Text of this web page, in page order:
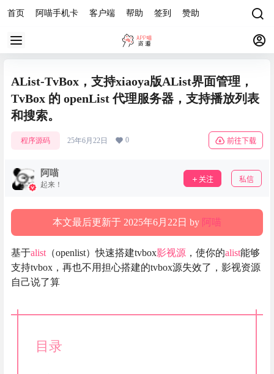
首页 阿喵手机卡 客户端 帮助 签到 赞助
AList-TvBox，支持xiaoya版AList界面管理，
TvBox 的 openList 代理服务器，支持播放列表
和搜索。
程序源码 25年6月22日 0 前往下载
阿喵
起来！
关注 私信
本文最后更新于 2025年6月22日 by 阿喵
基于alist （openlist）快速搭建tvbox影视源 ，使你的alist能够
支持tvbox，再也不用担心搭建的tvbox源失效了，影视资源
自己说了算
目录